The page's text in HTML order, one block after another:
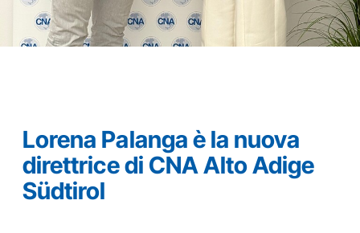
Lorena Palanga è la nuova
direttrice di CNA Alto Adige
Südtirol